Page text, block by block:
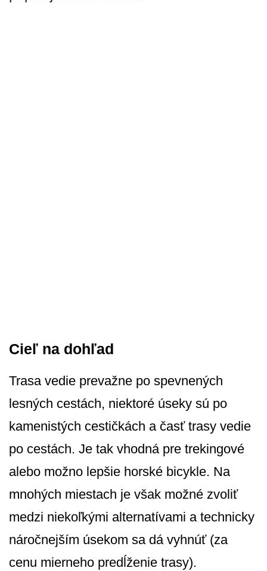
Cieľ na dohľad
Trasa vedie prevažne po spevnených
lesných cestách, niektoré úseky sú po
kamenistých cestičkách a časť trasy vedie
po cestách. Je tak vhodná pre trekingové
alebo možno lepšie horské bicykle. Na
mnohých miestach je však možné zvoliť
medzi niekoľkými alternatívami a technicky
náročnejším úsekom sa dá vyhnúť (za
cenu mierneho predĺženie trasy).